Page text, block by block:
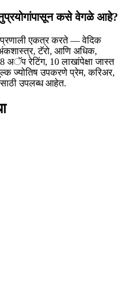
कसे वेगळे आहे?
प्रणाली एकत्र करते — वेदिक
टॅरो, आणि अधिक,
अॅप रेटिंग, 10 लाखांपेक्षा जास्त
ज्योतिष उपकरणे प्रेम, करिअर,
उपलब्ध आहेत.